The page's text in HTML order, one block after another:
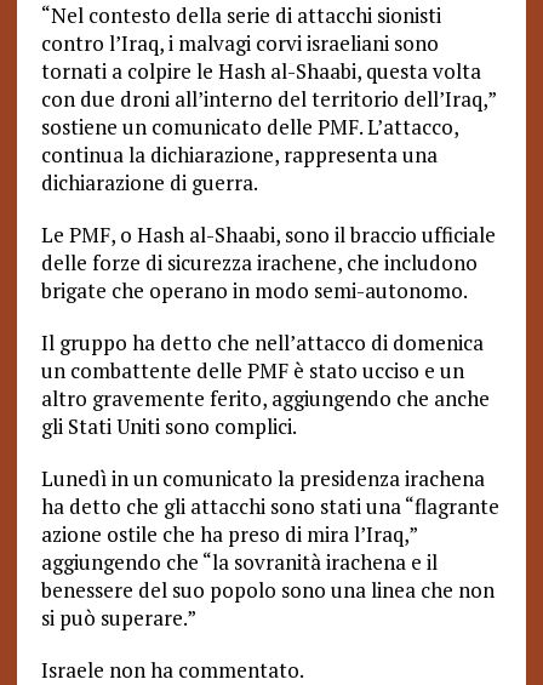
“Nel contesto della serie di attacchi sionisti
contro l’Iraq, i malvagi corvi israeliani sono
tornati a colpire le Hash al-Shaabi, questa volta
con due droni all’interno del territorio dell’Iraq,”
sostiene un comunicato delle PMF. L’attacco,
continua la dichiarazione, rappresenta una
dichiarazione di guerra.
Le PMF, o Hash al-Shaabi, sono il braccio ufficiale
delle forze di sicurezza irachene, che includono
brigate che operano in modo semi-autonomo.
Il gruppo ha detto che nell’attacco di domenica
un combattente delle PMF è stato ucciso e un
altro gravemente ferito, aggiungendo che anche
gli Stati Uniti sono complici.
Lunedì in un comunicato la presidenza irachena
ha detto che gli attacchi sono stati una “flagrante
azione ostile che ha preso di mira l’Iraq,”
aggiungendo che “la sovranità irachena e il
benessere del suo popolo sono una linea che non
si può superare.”
Israele non ha commentato.